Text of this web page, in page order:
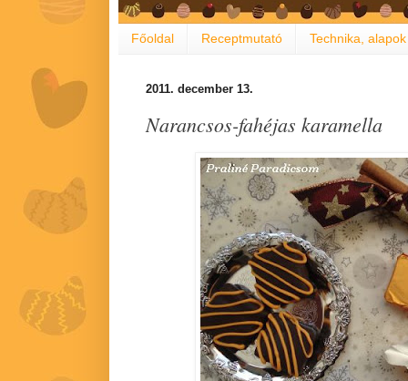
Főoldal Receptmutató Technika, alapok
2011. december 13.
Narancsos-fahéjas karamella